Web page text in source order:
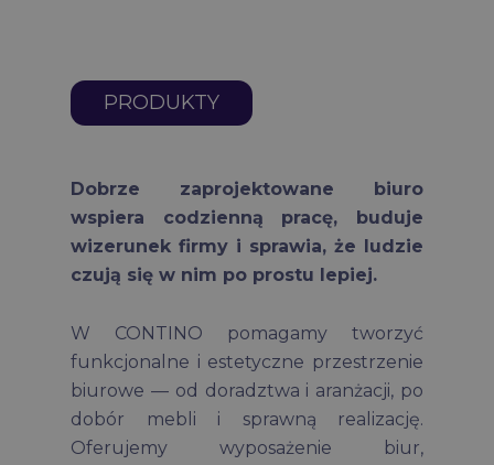
PRODUKTY
Dobrze zaprojektowane biuro
wspiera codzienną pracę, buduje
wizerunek firmy i sprawia, że ludzie
czują się w nim po prostu lepiej.
W CONTINO pomagamy tworzyć
funkcjonalne i estetyczne przestrzenie
biurowe — od doradztwa i aranżacji, po
dobór mebli i sprawną realizację.
Oferujemy wyposażenie biur,